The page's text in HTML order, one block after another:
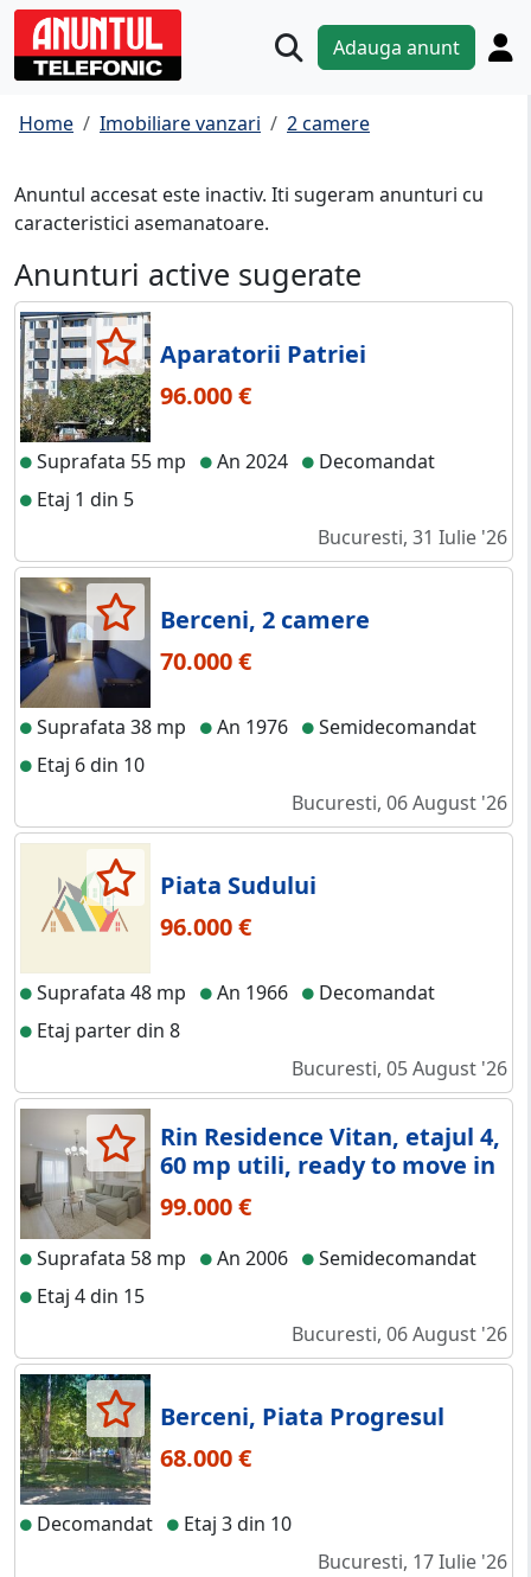
Adauga anunt
Home Imobiliare vanzari 2 camere
Anuntul accesat este inactiv. Iti sugeram anunturi cu
caracteristici asemanatoare.
Anunturi active sugerate
Aparatorii Patriei
96.000 €
Suprafata 55 mp An 2024
Decomandat
Etaj 1 din 5
Bucuresti, 31 Iulie '26
Berceni, 2 camere
70.000 €
Suprafata 38 mp An 1976
Semidecomandat
Etaj 6 din 10
Bucuresti, 06 August '26
Piata Sudului
96.000 €
Suprafata 48 mp An 1966
Decomandat
Etaj parter din 8
Bucuresti, 05 August '26
Rin Residence Vitan, etajul 4,
60 mp utili, ready to move in
99.000 €
Suprafata 58 mp An 2006
Semidecomandat
Etaj 4 din 15
Bucuresti, 06 August '26
Berceni, Piata Progresul
68.000 €
Decomandat
Etaj 3 din 10
Bucuresti, 17 Iulie '26